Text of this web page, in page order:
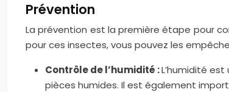
Prévention
La prévention est la première étape pour
pour ces insectes, vous pouvez les
Contrôle de l’humidité :L’humidité
pièces humides. Il est également